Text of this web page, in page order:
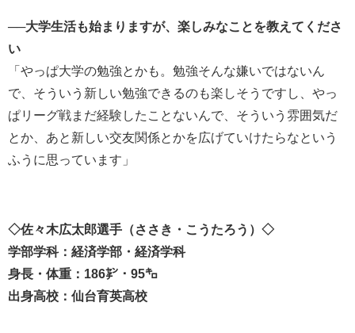
──大学生活も始まりますが、楽しみなことを教えてくださ
い
「やっぱ大学の勉強とかも。勉強そんな嫌いではないん
で、そういう新しい勉強できるのも楽しそうですし、やっ
ぱリーグ戦まだ経験したことないんで、そういう雰囲気だ
とか、あと新しい交友関係とかを広げていけたらなという
ふうに思っています」
◇佐々木広太郎選手（ささき・こうたろう）◇
学部学科：経済学部・経済学科
身長・体重：186㌢・95㌔
出身高校：仙台育英高校